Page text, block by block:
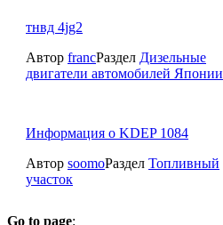
тнвд 4jg2
Автор francРаздел Дизельные
двигатели автомобилей Японии
Информация о KDEP 1084
Автор soomoРаздел Топливный
участок
Go to page: